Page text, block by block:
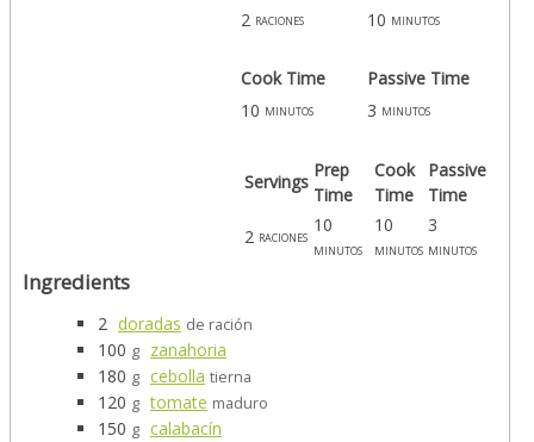
2 raciones 10 minutos
Cook Time
Passive Time
10 minutos 3 minutos
Servings
Prep
Time
2 raciones
10
minutos
Cook
Time
Passive
Time
10
minutos
3
minutos
Ingredients
2 doradas de ración
100 g zanahoria
180 g cebolla tierna
120 g tomate maduro
150 g calabacín